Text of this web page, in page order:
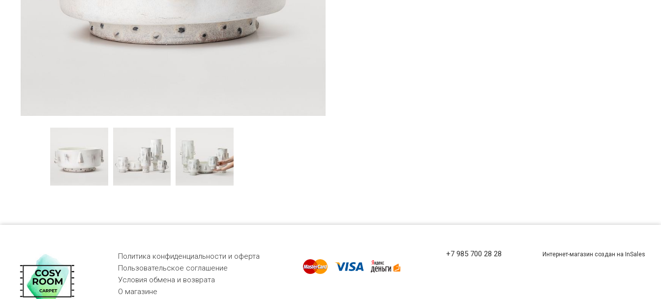
Политика конфиденциальности и оферта
Пользовательское соглашение
Условия обмена и возврата
О магазине
+7 985 700 28 28 Интернет-магазин создан на InSales